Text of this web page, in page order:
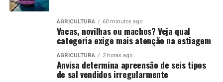
AGRICULTURA 60 minutos ago
Vacas, novilhas ou machos? Veja qual
categoria exige mais atenção na estiagem
AGRICULTURA 2 horas ago
Anvisa determina apreensão de seis tipos
de sal vendidos irregularmente